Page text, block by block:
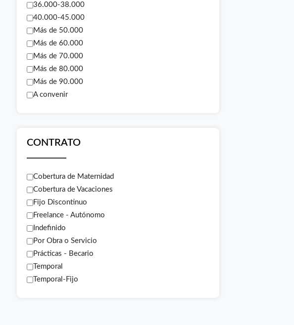
36.000-38.000
40.000-45.000
Más de 50.000
Más de 60.000
Más de 70.000
Más de 80.000
Más de 90.000
A convenir
CONTRATO
Cobertura de Maternidad
Cobertura de Vacaciones
Fijo Discontinuo
Freelance - Autónomo
Indefinido
Por Obra o Servicio
Prácticas - Becario
Temporal
Temporal-Fijo